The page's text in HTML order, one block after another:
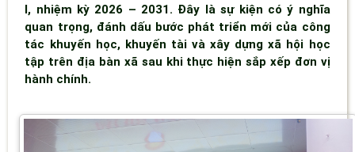
I, nhiệm kỳ 2026 – 2031. Đây là sự kiện có ý nghĩa
quan trọng, đánh dấu bước phát triển mới của công
tác khuyến học, khuyến tài và xây dựng xã hội học
tập trên địa bàn xã sau khi thực hiện sắp xếp đơn vị
hành chính.